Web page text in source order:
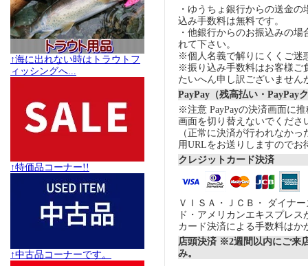
↑海に出れない時はトラウトフ
ィッシングへ...
↑特価品コーナー!!
↑中古品コーナーです。
・ゆうちょ銀行からの送金
込み手数料は無料です。
・他銀行からのお振込みの場
れて下さい。
※個人名義で解りにくくご迷
※振り込み手数料はお客様ご
たいへん申し訳ございません
PayPay（残高払い・PayPay
※注意 PayPayの決済画面に
画面を切り替えないでくださ
（正常に決済が行われなか
用URLをお送りしますのでお
クレジットカード決済
ＶＩＳＡ・ＪＣＢ・ ダイナ
ド・アメリカンエキスプレ
カード決済による手数料はか
店頭決済 ※2週間以内にご来
み。